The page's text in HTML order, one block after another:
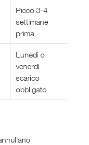
Picco 3-4
settimane
prima
Lunedì o
venerdì
scarico
obbligato